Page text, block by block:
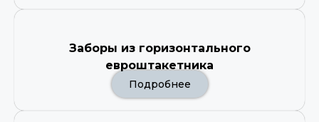
Заборы из горизонтального
евроштакетника
Подробнее